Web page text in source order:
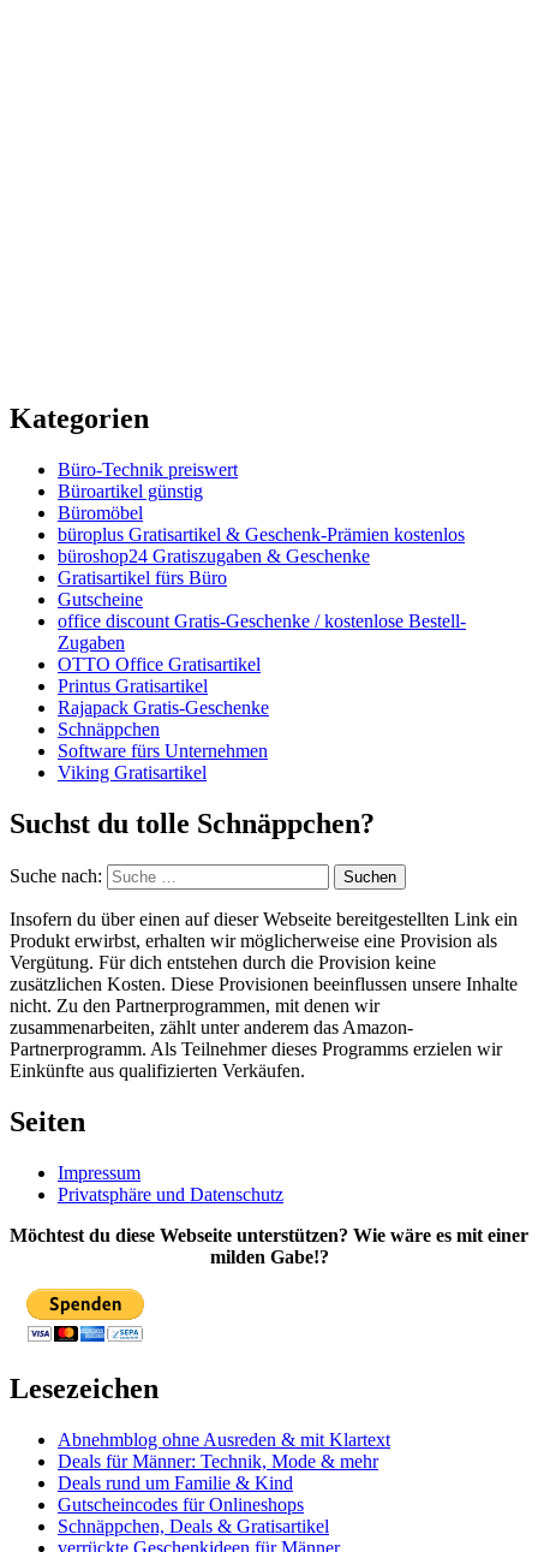
Kategorien
Büro-Technik preiswert
Büroartikel günstig
Büromöbel
büroplus Gratisartikel & Geschenk-Prämien kostenlos
büroshop24 Gratiszugaben & Geschenke
Gratisartikel fürs Büro
Gutscheine
office discount Gratis-Geschenke / kostenlose Bestell-
Zugaben
OTTO Office Gratisartikel
Printus Gratisartikel
Rajapack Gratis-Geschenke
Schnäppchen
Software fürs Unternehmen
Viking Gratisartikel
Suchst du tolle Schnäppchen?
Suche nach: Suchen
Insofern du über einen auf dieser Webseite bereitgestellten Link ein
Produkt erwirbst, erhalten wir möglicherweise eine Provision als
Vergütung. Für dich entstehen durch die Provision keine
zusätzlichen Kosten. Diese Provisionen beeinflussen unsere Inhalte
nicht. Zu den Partnerprogrammen, mit denen wir
zusammenarbeiten, zählt unter anderem das Amazon-
Partnerprogramm. Als Teilnehmer dieses Programms erzielen wir
Einkünfte aus qualifizierten Verkäufen.
Seiten
Impressum
Privatsphäre und Datenschutz
Möchtest du diese Webseite unterstützen? Wie wäre es mit einer
milden Gabe!?
Lesezeichen
Abnehmblog ohne Ausreden & mit Klartext
Deals für Männer: Technik, Mode & mehr
Deals rund um Familie & Kind
Gutscheincodes für Onlineshops
Schnäppchen, Deals & Gratisartikel
verrückte Geschenkideen für Männer